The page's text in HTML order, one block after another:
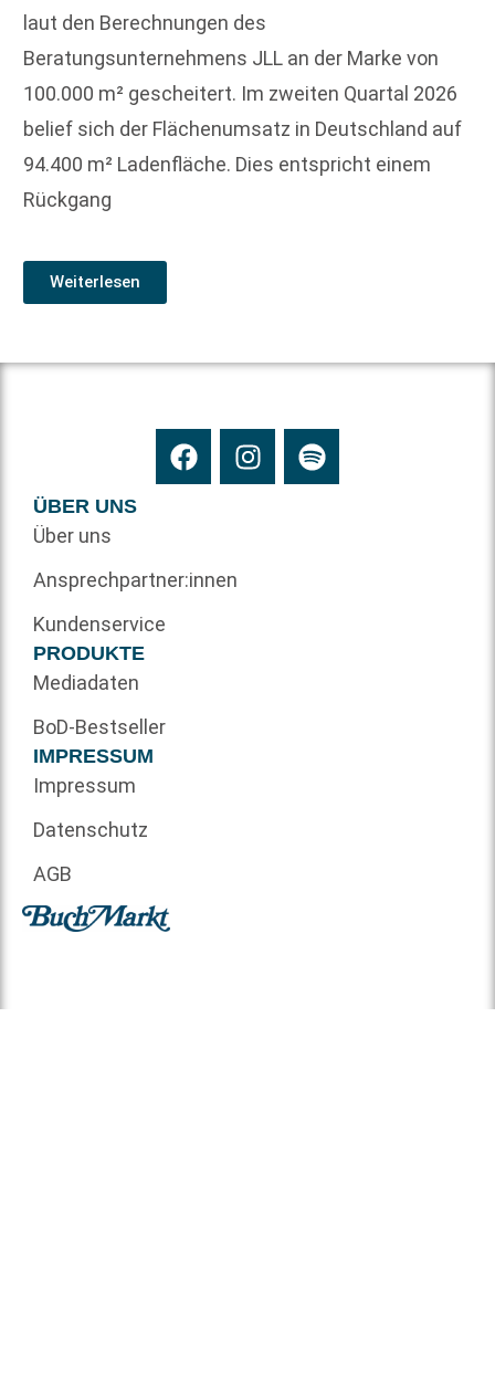
laut den Berechnungen des
Beratungsunternehmens JLL an der Marke von
100.000 m² gescheitert. Im zweiten Quartal 2026
belief sich der Flächenumsatz in Deutschland auf
94.400 m² Ladenfläche. Dies entspricht einem
Rückgang
Weiterlesen
ÜBER UNS
Über uns
Ansprechpartner:innen
Kundenservice
PRODUKTE
Mediadaten
BoD-Bestseller
IMPRESSUM
Impressum
Datenschutz
AGB